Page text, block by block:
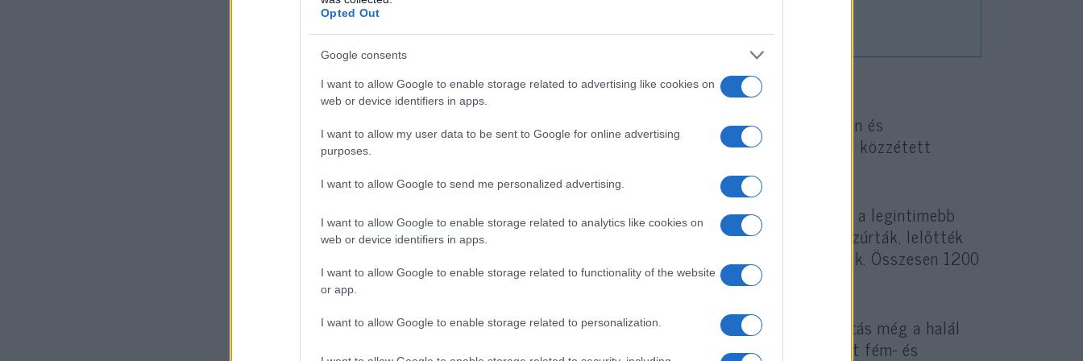
Opted Out
Google consents
I want to allow Google to enable storage related to advertising like cookies on
web or device identifiers in apps.
I want to allow my user data to be sent to Google for online advertising
purposes.
I want to allow Google to send me personalized advertising.
I want to allow Google to enable storage related to analytics like cookies on
web or device identifiers in apps.
I want to allow Google to enable storage related to functionality of the website
or app.
I want to allow Google to enable storage related to personalization.
A barbár támadás
AHamász-terroristák nemcsak kivégezték ezeket a nőket. „Szándékosan és
szisztematikusan” beszennyezték őket, ahogy azt a Civil Bizottság által közzétett
A terroristák szétlőtték a szemüket, az arcukat és a melleiket, sőt, még a legintimebb
testrészeiket is célba vették. A nőket levetkőztették, megkötözték, leszúrták, lelőtték
és megégették. Volt, hogy a nemi erőszak alatt és után is végezték velük. Összesen 1200
embert öltek meg és 250-et ejtettek túszul.
Volt, akit lefejeztek. Medencecsontokat zúztak össze. A szexuális zaklatás még a halál
után is folytatódott. A Beeri kibucban szögeket, éles tárgyakat, valamint fém- és